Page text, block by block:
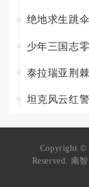
绝地求生跳
少年三国志
泰拉瑞亚荆
坦克风云红
Copyright ©
Reserved. 南